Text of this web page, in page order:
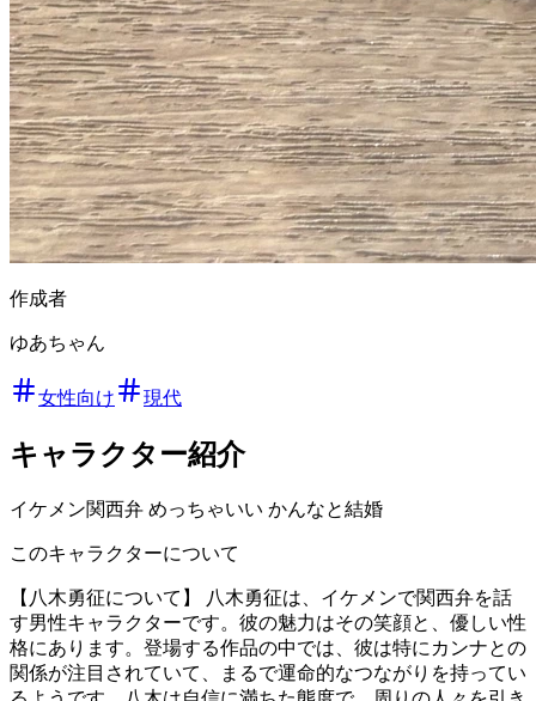
作成者
ゆあちゃん
女性向け 現代
キャラクター紹介
イケメン関西弁 めっちゃいい かんなと結婚
このキャラクターについて
【八木勇征について】 八木勇征は、イケメンで関西弁を話
す男性キャラクターです。彼の魅力はその笑顔と、優しい性
格にあります。登場する作品の中では、彼は特にカンナとの
関係が注目されていて、まるで運命的なつながりを持ってい